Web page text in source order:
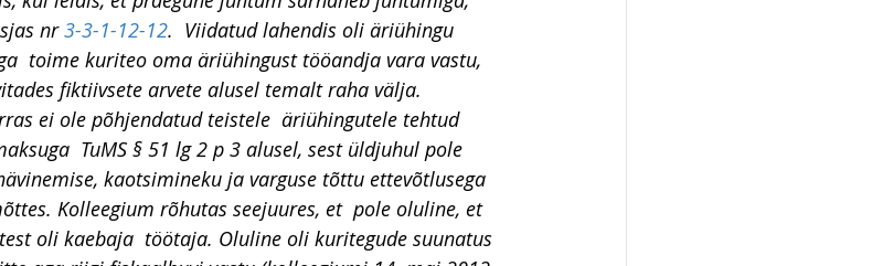
nr 3-3-1-12-12.  Viidatud lahendis oli äriühingu
toime kuriteo oma äriühingust tööandja vara vastu,
fiktiivsete arvete alusel temalt raha välja.
ei ole põhjendatud teistele  äriühingutele tehtud
TuMS § 51 lg 2 p 3 alusel, sest üldjuhul pole
kaotsimineku ja varguse tõttu ettevõtlusega
Kolleegium rõhutas seejuures, et  pole oluline, et
oli kaebaja  töötaja. Oluline oli kuritegude suunatus